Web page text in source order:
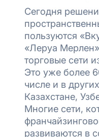
Сегодня
пользуются
«Леруа
торговые сети
Это уже более
числе и в
Казахстане,
Многие сети,
развиваются в